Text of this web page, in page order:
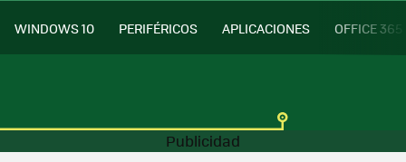
WINDOWS 10 PERIFÉRICOS APLICACIONES OFFICE 365